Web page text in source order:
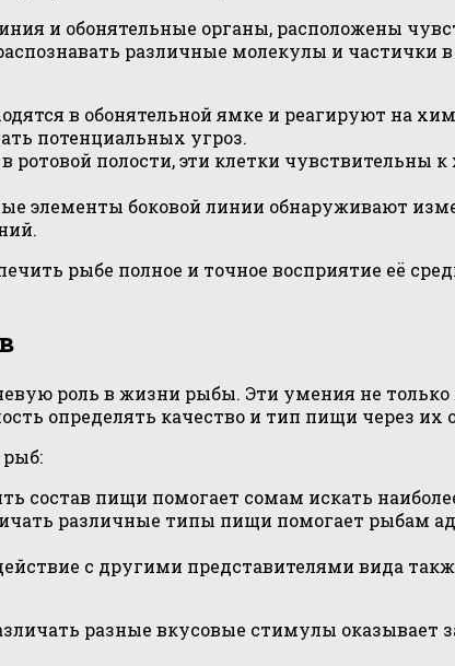
и обонятельные органы, расположены
различные молекулы и частички
в обонятельной ямке и реагируют на
потенциальных угроз.
ротовой полости, эти клетки чувствительны
элементы боковой линии обнаруживают
рыбе полное и точное восприятие её
роль в жизни рыбы. Эти умения не
определять качество и тип пищи через
состав пищи помогает сомам искать
различные типы пищи помогает рыбам
с другими представителями вида
разные вкусовые стимулы